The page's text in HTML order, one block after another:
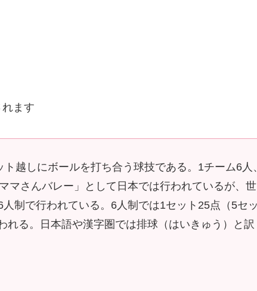
ます
越しにボールを打ち合う球技である。1チーム6人、
マさんバレー」として日本では行われているが、世
制で行われている。6人制では1セット25点（5セッ
れる。日本語や漢字圏では排球（はいきゅう）と訳